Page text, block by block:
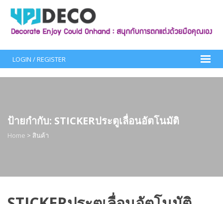
content
LOGIN / REGISTER
ป้ายกำกับ: STICKERประตูเลื่อนอัตโนมัติ
Home > สินค้า